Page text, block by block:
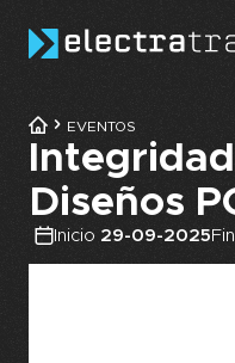
EVENTOS
Diseños
Inicio 29-09-2025Fin